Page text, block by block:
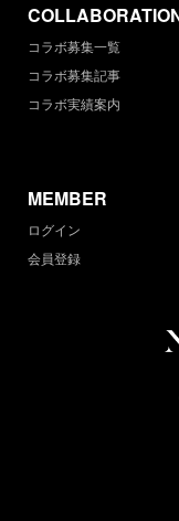
コラボ募集一覧
コラボ募集記事
コラボ実績案内
MEMBER
ログイン
会員登録